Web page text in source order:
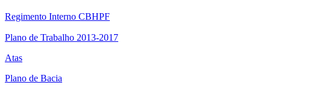
Regimento Interno CBHPF
Plano de Trabalho 2013-2017
Atas
Plano de Bacia